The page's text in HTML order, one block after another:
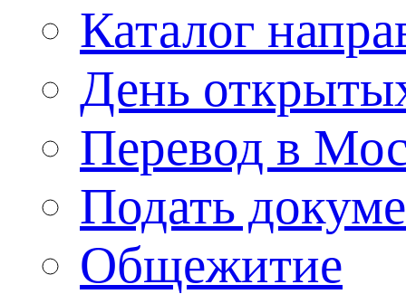
Каталог
День
Перевод в
Подать
Общежитие